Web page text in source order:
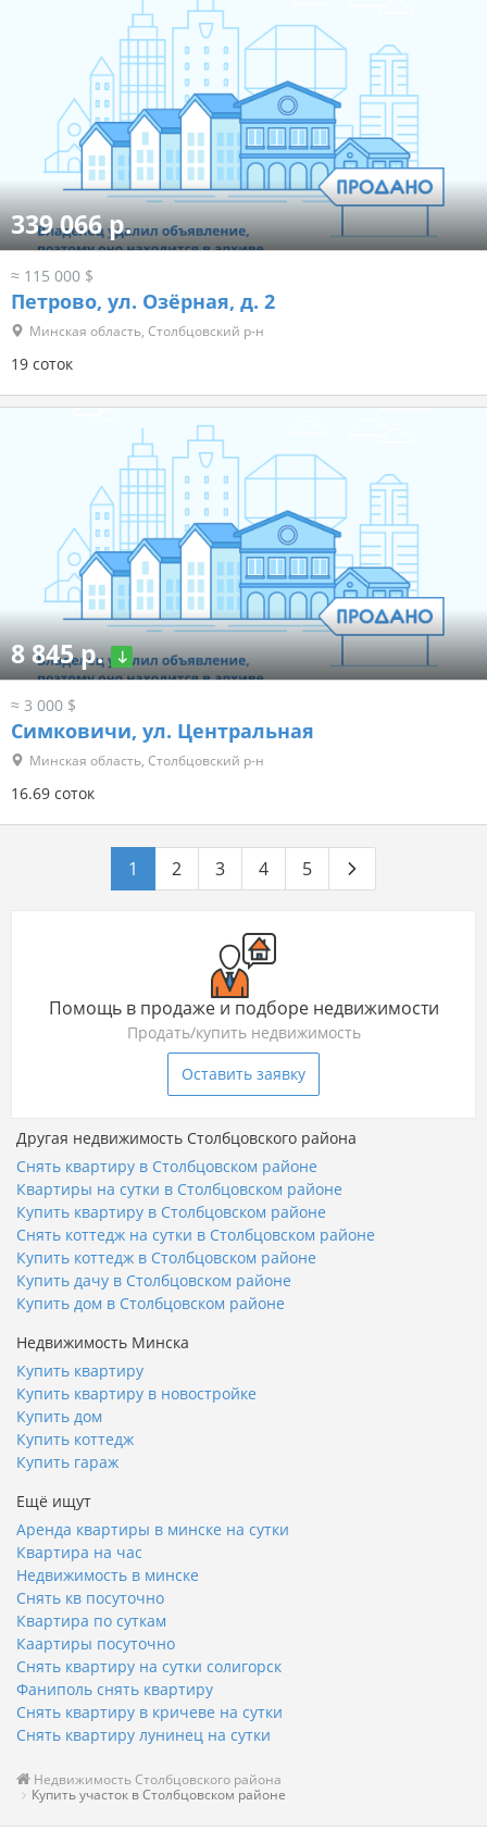
339 066 р.
≈ 115 000 $
Петрово, ул. Озёрная, д. 2
Минская область, Столбцовский р-н
19 соток
8 845 р.
≈ 3 000 $
Симковичи, ул. Центральная
Минская область, Столбцовский р-н
16.69 соток
1 2 3 4 5
Помощь в продаже и подборе недвижимости
Продать/купить недвижимость
Оставить заявку
Другая недвижимость Столбцовского района
Снять квартиру в Столбцовском районе
Квартиры на сутки в Столбцовском районе
Купить квартиру в Столбцовском районе
Снять коттедж на сутки в Столбцовском районе
Купить коттедж в Столбцовском районе
Купить дачу в Столбцовском районе
Купить дом в Столбцовском районе
Недвижимость Минска
Купить квартиру
Купить квартиру в новостройке
Купить дом
Купить коттедж
Купить гараж
Ещё ищут
Аренда квартиры в минске на сутки
Квартира на час
Недвижимость в минске
Снять кв посуточно
Квартира по суткам
Каартиры посуточно
Снять квартиру на сутки солигорск
Фаниполь снять квартиру
Снять квартиру в кричеве на сутки
Снять квартиру лунинец на сутки
Недвижимость Столбцовского района
Купить участок в Столбцовском районе